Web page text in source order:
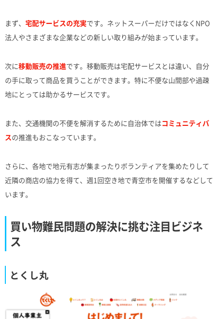
まず、 宅配サービスの充実です。ネットスーパーだけではなくNPO
法人やさまざまな企業などの新しい取り組みが始まっています。
次に移動販売の推進です。移動販売は宅配サービスとは違い、自分
の手に取って商品を買うことができます。特に不便な山間部や過疎
地にとっては助かるサービスです。
また、交通機関の不便を解消するために自治体ではコミュニティバ
スの推進もおこなっています。
さらに、各地で地元有志が集まったりボランティアを集めたりして
近隣の商店の協力を得て、週1回空き地で青空市を開催するなどして
います。
買い物難民問題の解決に挑む注目ビジネ
ス
とくし丸